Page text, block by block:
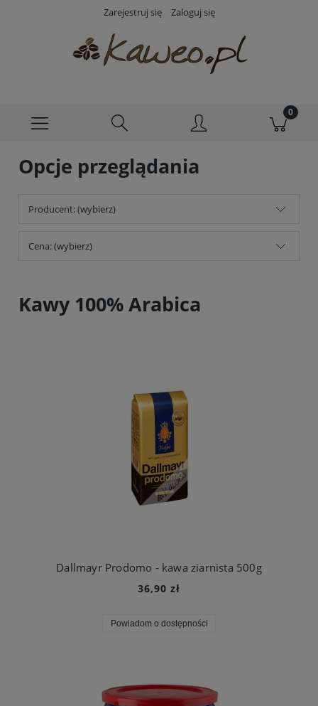
Zarejestruj się Zaloguj się
Opcje przeglądania
Producent: (wybierz)
Cena: (wybierz)
Kawy 100% Arabica
Dallmayr Prodomo - kawa ziarnista 500g
36,90 zł
Powiadom o dostępności